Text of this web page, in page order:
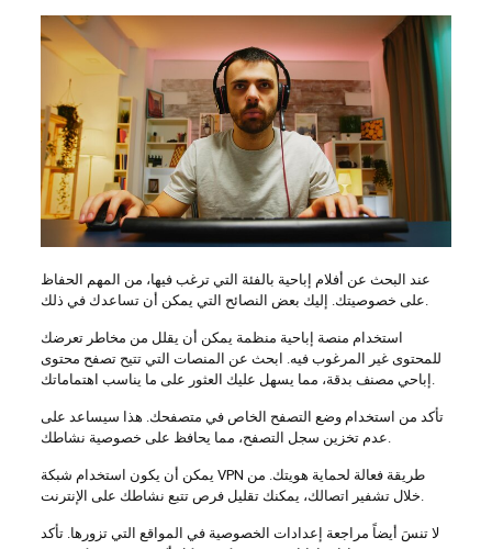
عند البحث عن أفلام إباحية بالفئة التي ترغب فيها، من المهم الحفاظ
استخدام منصة إباحية منظمة يمكن أن يقلل من مخاطر تعرضك
للمحتوى غير المرغوب فيه. ابحث عن المنصات التي تتيح تصفح محتوى
تأكد من استخدام وضع التصفح الخاص في متصفحك. هذا سيساعد على
يمكن أن يكون استخدام شبكة VPN طريقة فعالة لحماية هويتك. من
لا تنسَ أيضاً مراجعة إعدادات الخصوصية في المواقع التي تزورها. تأكد